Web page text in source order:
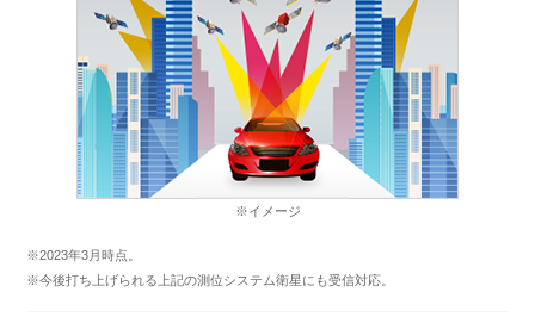
※イメージ
※2023年3月時点。
※今後打ち上げられる上記の測位システム衛星にも受信対応。